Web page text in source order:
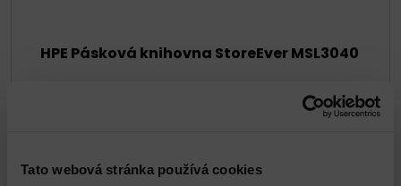
Tato webová stránka používá cookies
HPE Pásková knihovna StoreEver MSL3040
DETAIL